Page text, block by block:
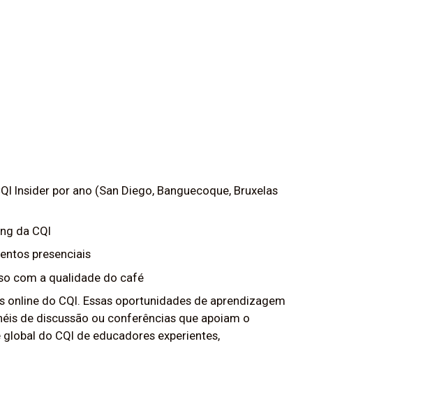
Insider por ano (San Diego, Banguecoque, Bruxelas
da CQI
presenciais
com a qualidade do café
do CQI. Essas oportunidades de aprendizagem
de discussão ou conferências que apoiam o
do CQI de educadores experientes,